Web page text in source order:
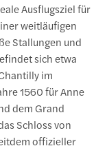
Ausflugsziel für
weitläufigen
Stallungen und
sich etwa
im
1560 für Anne
dem Grand
Schloss von
offizieller